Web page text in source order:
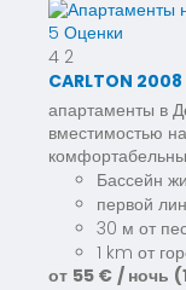
5 Оценки
4 2
CARLTON
апартаменты в
вместимостью
Бассейн
первой
30 м от
1 km от
от 55 € / ночь